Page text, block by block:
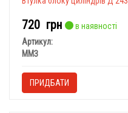
720 грн
в наявності
Артикул:
ММЗ
ПРИДБАТИ